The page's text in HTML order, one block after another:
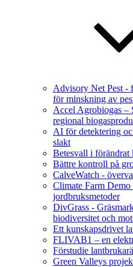
Advisory Net Pest -
för minskning av
Accel Agrobiogas –
regional
AI för detektering
slakt
Betesvall i förändrat
Bättre kontroll på
CalveWatch -
Climate Farm Demo
jordbruksmetoder
DivGrass -
biodiversitet och
Ett kunskapsdrivet
FLIVAB1 – en
Förstudie
Green Valleys